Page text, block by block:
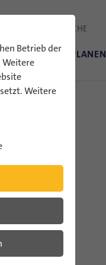
Betrieb der
Weitere
GEBÄRDENSPRACHE
AUSTAUSCH PLANEN